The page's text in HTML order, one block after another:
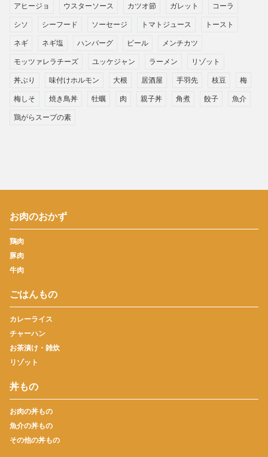
アヒージョ ウスターソース カツオ節 ガレット コーラ
シソ シーフード ソーセージ トマトジュース トースト
ネギ ネギ塩 ハンバーグ ビール メンチカツ
モッツァレラチーズ ユッケジャン ラーメン リゾット
丼ぶり 味付けホルモン 大根 居酒屋 手羽先 枝豆 梅
梅しそ 焼き鳥丼 牡蠣 肉 親子丼 角煮 餃子 魚介
鶏がらスープの素
お肉のおかず
鶏肉
豚肉
牛肉
ごはんもの
カレーライス
チャーハン
お茶漬け・雑炊
リゾット
丼もの
お肉の丼もの
魚介の丼もの
その他の丼もの